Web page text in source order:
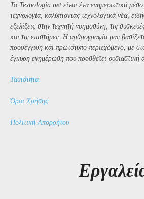
Το Texnologia.net είναι ένα ενημερωτικό μέσο
τεχνολογία, καλύπτοντας τεχνολογικά νέα,
εξελίξεις στην τεχνητή νοημοσύνη, τις
και τις επιστήμες. Η αρθρογραφία μας
προσέγγιση και πρωτότυπο περιεχόμενο, με
έγκυρη ενημέρωση που προσθέτει ουσιαστική
Ταυτότητα
Όροι Χρήσης
Πολιτική Απορρήτου